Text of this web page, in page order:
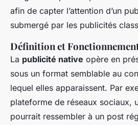
afin de capter l’attention d’un
submergé par les publicités
Définition et
La publicité native opère en
sous un format semblable au
lequel elles apparaissent. Par
plateforme de réseaux sociaux,
pourrait ressembler à un post